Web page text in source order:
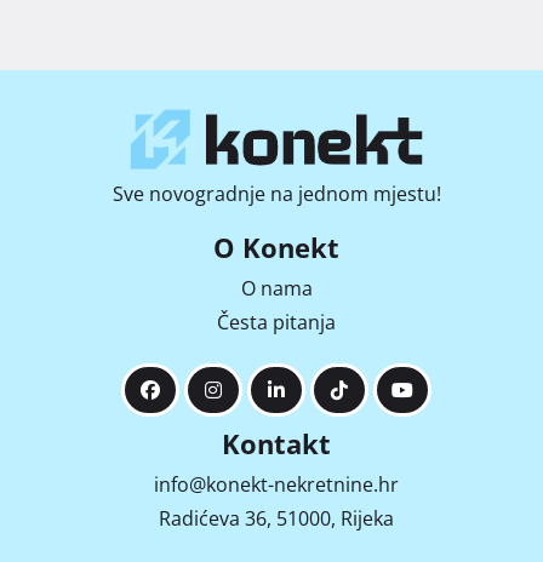
Sve novogradnje na jednom mjestu!
O Konekt
O nama
Česta pitanja
Kontakt
info@konekt-nekretnine.hr
Radićeva 36, 51000, Rijeka